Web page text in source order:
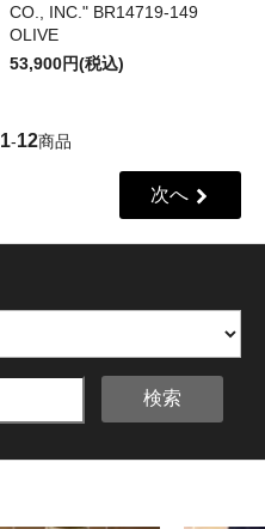
CO., INC." BR14719-149
OLIVE
53,900円(税込)
1-12商品
次へ
検索